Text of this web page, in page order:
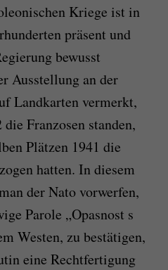
Kriege ist in
präsent und
bewusst
Ausstellung an der
Landkarten vermerkt,
Franzosen standen,
Plätzen 1941 die
hatten. In diesem
der Nato vorwerfen,
Parole „Opasnost s
Westen, zu bestätigen,
eine Rechtfertigung